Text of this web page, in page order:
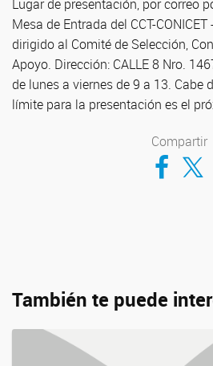
Lugar de presentación, por correo
Mesa de Entrada del CCT-CONICET
dirigido al Comité de Selección,
Apoyo. Dirección: CALLE 8 Nro.
de lunes a viernes de 9 a 13. Cabe
límite para la presentación es el
Compartir
Compartir
También te puede